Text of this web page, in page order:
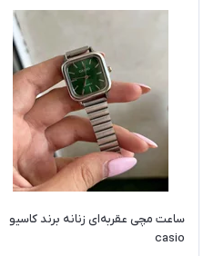
ساعت مچی عقربه‌ای زنانه برند کاسیو
casio